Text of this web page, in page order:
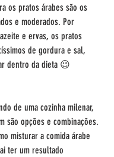
os pratos árabes são os
e moderados. Por
e ervas, os pratos
de gordura e sal,
dentro da dieta 😉
de uma cozinha milenar,
são opções e combinações.
misturar a comida árabe
ter um resultado